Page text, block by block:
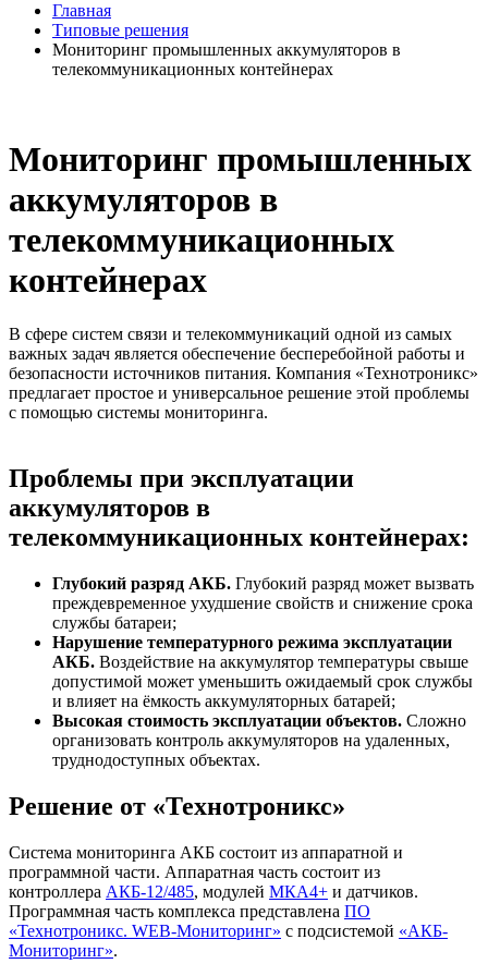
Главная
Типовые решения
Мониторинг промышленных аккумуляторов в
телекоммуникационных контейнерах
Мониторинг промышленных
аккумуляторов в
телекоммуникационных
контейнерах
В сфере систем связи и телекоммуникаций одной из самых
важных задач является обеспечение бесперебойной работы и
безопасности источников питания. Компания «Технотроникс»
предлагает простое и универсальное решение этой проблемы
с помощью системы мониторинга.
Проблемы при эксплуатации
аккумуляторов в
телекоммуникационных контейнерах:
Глубокий разряд АКБ. Глубокий разряд может вызвать
преждевременное ухудшение свойств и снижение срока
службы батареи;
Нарушение температурного режима эксплуатации
АКБ. Воздействие на аккумулятор температуры свыше
допустимой может уменьшить ожидаемый срок службы
и влияет на ёмкость аккумуляторных батарей;
Высокая стоимость эксплуатации объектов. Сложно
организовать контроль аккумуляторов на удаленных,
труднодоступных объектах.
Решение от «Технотроникс»
Система мониторинга АКБ состоит из аппаратной и
программной части. Аппаратная часть состоит из
контроллера АКБ-12/485, модулей МКА4+ и датчиков.
Программная часть комплекса представлена ПО
«Технотроникс. WEB-Мониторинг» с подсистемой «АКБ-
Мониторинг».